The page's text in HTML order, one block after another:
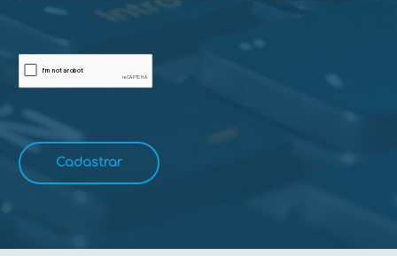
Cadastrar